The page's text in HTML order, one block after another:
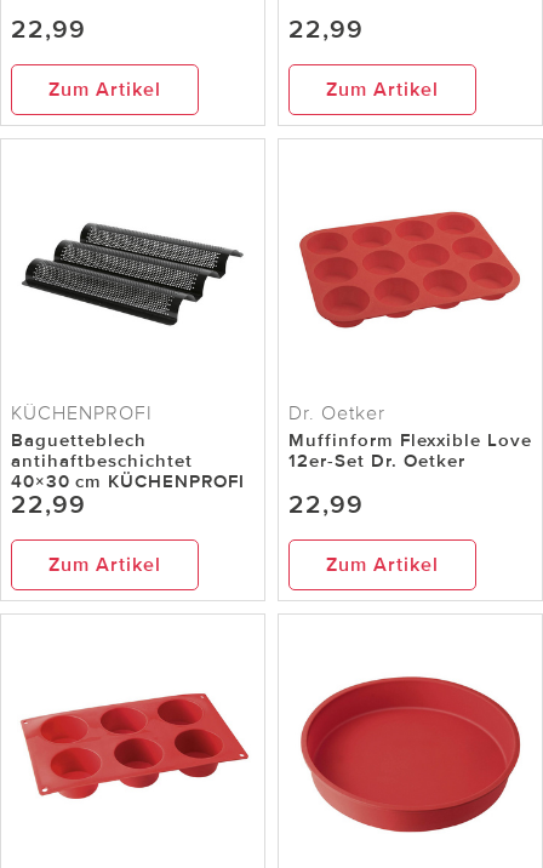
22,99
Zum Artikel
22,99
Zum Artikel
KÜCHENPROFI
Baguetteblech
antihaftbeschichtet
40×30 cm KÜCHENPROFI
22,99
Zum Artikel
Dr. Oetker
Muffinform Flexxible Love
12er-Set Dr. Oetker
22,99
Zum Artikel